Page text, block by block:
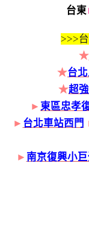
台東
>>>
★
★台
★超
► 東區忠孝
► 台北車站西門
► 南京復興小